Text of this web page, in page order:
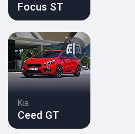
Focus ST
Kia
Ceed GT